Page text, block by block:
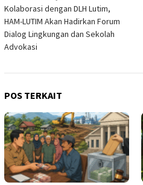
pos
Kolaborasi dengan DLH Lutim,
HAM-LUTIM Akan Hadirkan Forum
Dialog Lingkungan dan Sekolah
Advokasi
POS TERKAIT